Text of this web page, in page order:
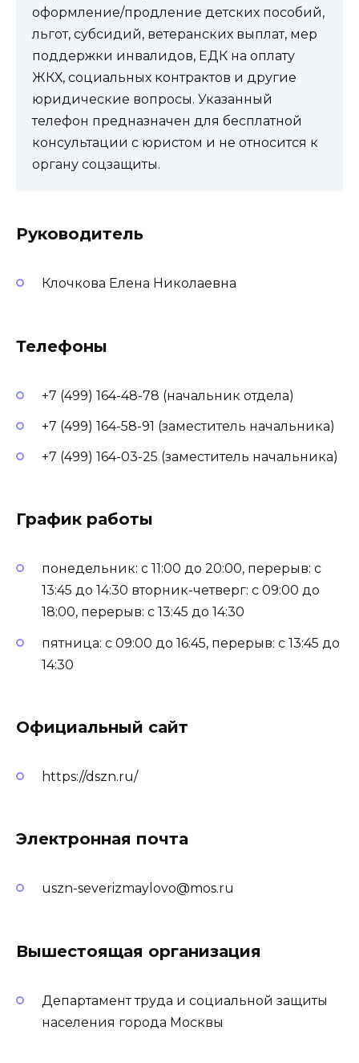
оформление/продление детских пособий,
льгот, субсидий, ветеранских выплат, мер
поддержки инвалидов, ЕДК на оплату
ЖКХ, социальных контрактов и другие
юридические вопросы. Указанный
телефон предназначен для бесплатной
консультации с юристом и не относится к
органу соцзащиты.
Руководитель
Клочкова Елена Николаевна
Телефоны
+7 (499) 164-48-78 (начальник отдела)
+7 (499) 164-58-91 (заместитель начальника)
+7 (499) 164-03-25 (заместитель начальника)
График работы
понедельник: с 11:00 до 20:00, перерыв: с
13:45 до 14:30 вторник-четверг: с 09:00 до
18:00, перерыв: с 13:45 до 14:30
пятница: с 09:00 до 16:45, перерыв: с 13:45 до
14:30
Официальный сайт
https://dszn.ru/
Электронная почта
uszn-severizmaylovo@mos.ru
Вышестоящая организация
Департамент труда и социальной защиты
населения города Москвы